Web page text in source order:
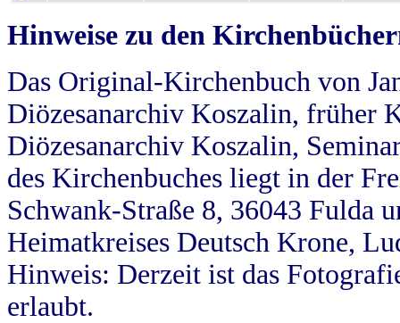
Hinweise zu den
Das Original-Kirchenbuch von
Diözesanarchiv Koszalin, früher
Diözesanarchiv Koszalin,
des Kirchenbuches liegt in der
Schwank-Straße 8, 36043 Fulda
Heimatkreises Deutsch Krone,
Hinweis: Derzeit ist das
erlaubt.